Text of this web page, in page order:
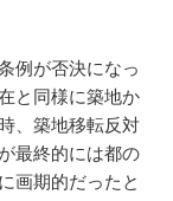
例が否決になっ
と同様に築地か
、築地移転反対
最終的には都の
画期的だったと